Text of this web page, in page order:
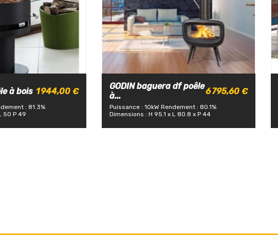
à bois 1 944,00 €
: 81.3%
50 P 49
GODIN baguera df poêle
à...
6 795,60 €
Puissance : 10kW Rendement : 80.1%
Dimensions : H 95.1 x L 80.8 x P 44